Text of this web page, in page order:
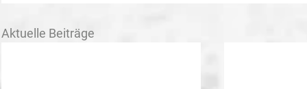
Aktuelle Beiträge